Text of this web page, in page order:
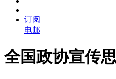
订阅
电邮
全国政协宣传